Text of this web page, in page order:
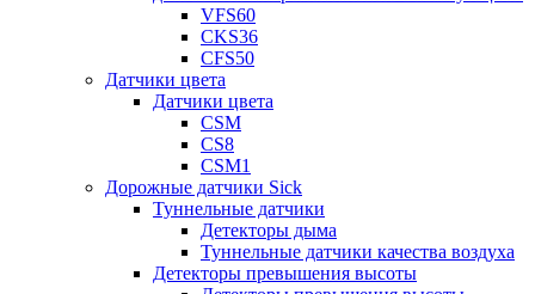
VFS60
CKS36
CFS50
Датчики цвета
Датчики цвета
CSM
CS8
CSM1
Дорожные датчики Sick
Туннельные датчики
Детекторы дыма
Туннельные датчики качества воздуха
Детекторы превышения высоты